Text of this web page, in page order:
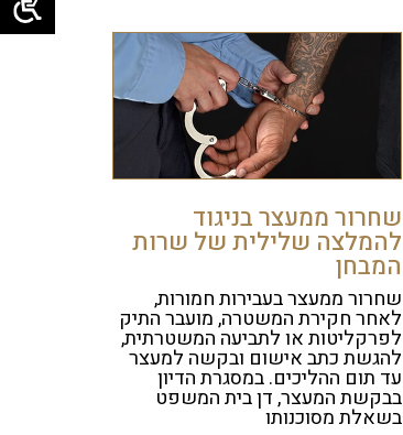
שחרור ממעצר בניגוד
להמלצה שלילית של שרות
המבחן
שחרור ממעצר בעבירות חמורות,
לאחר חקירת המשטרה, מועבר התיק
לפרקליטות או לתביעה המשטרתית,
להגשת כתב אישום ובקשה למעצר
עד תום ההליכים. במסגרת הדיון
בבקשת המעצר, דן בית המשפט
בשאלת מסוכנותו